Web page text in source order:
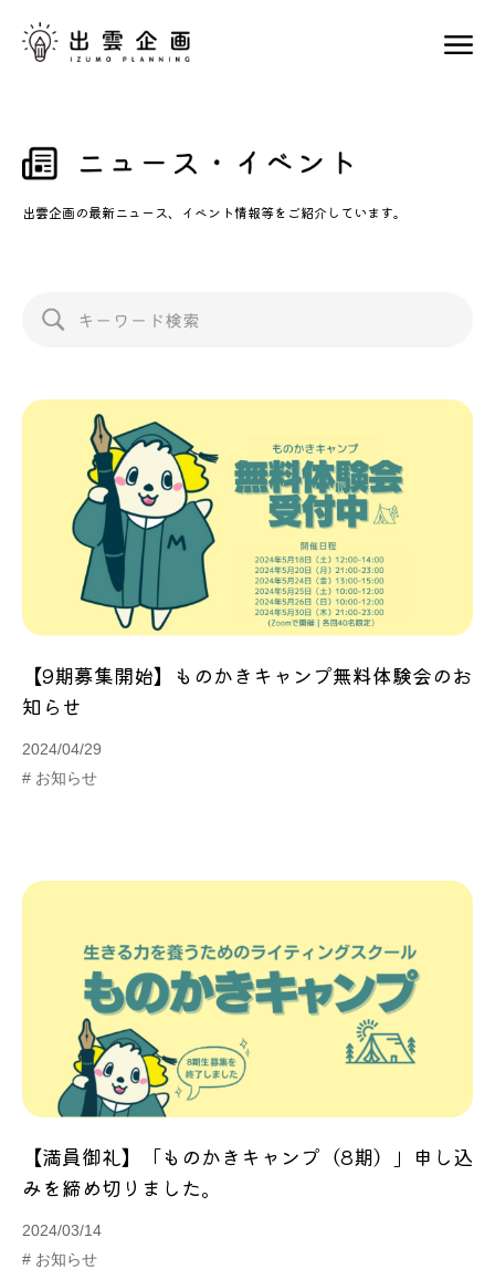
出雲企画の最新ニュース、イベント情報等をご紹介しています。
【9期募集開始】ものかきキャンプ無料体験会のお
知らせ
2024/04/29
# お知らせ
【満員御礼】「ものかきキャンプ（8期）」申し込
みを締め切りました。
2024/03/14
# お知らせ